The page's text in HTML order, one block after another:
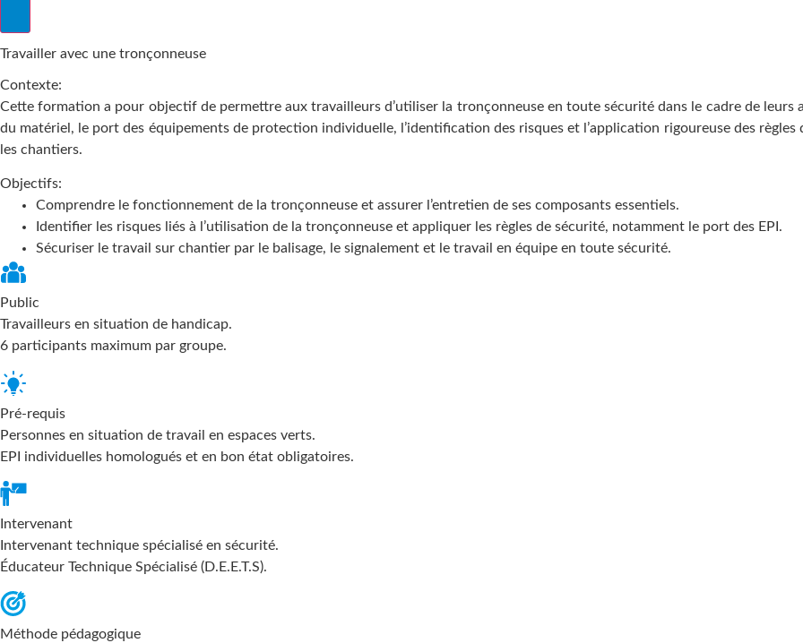
Travailler avec une tronçonneuse
Contexte:
Cette formation a pour objectif de permettre aux travailleurs d’utiliser la tronçonneuse en toute sécurité dans le cadre de leurs
du matériel, le port des équipements de protection individuelle, l’identification des risques et l’application rigoureuse des
les chantiers.
Objectifs:
Comprendre le fonctionnement de la tronçonneuse et assurer l’entretien de ses composants essentiels.
Identifier les risques liés à l’utilisation de la tronçonneuse et appliquer les règles de sécurité, notamment le port des EPI.
Sécuriser le travail sur chantier par le balisage, le signalement et le travail en équipe en toute sécurité.
Public
Travailleurs en situation de handicap.
6 participants maximum par groupe.
Pré-requis
Personnes en situation de travail en espaces verts.
EPI individuelles homologués et en bon état obligatoires.
Intervenant
Intervenant technique spécialisé en sécurité.
Éducateur Technique Spécialisé (D.E.E.T.S).
Méthode pédagogique